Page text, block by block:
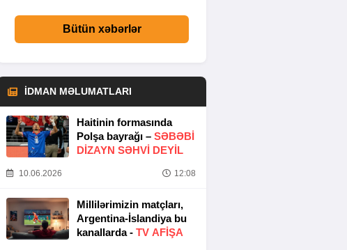
Bütün xəbərlər
İDMAN MƏLUMATLARI
Haitinin formasında
Polşa bayrağı – SƏBƏBI
DIZAYN SƏHVI DEYIL
10.06.2026 12:08
Millilərimizin matçları,
Argentina-İslandiya bu
kanallarda - TV AFİŞA